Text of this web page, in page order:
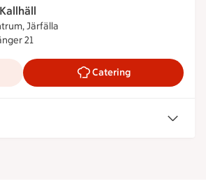
Järfälla
är öppen nu, stänger klockan 21
21
Catering